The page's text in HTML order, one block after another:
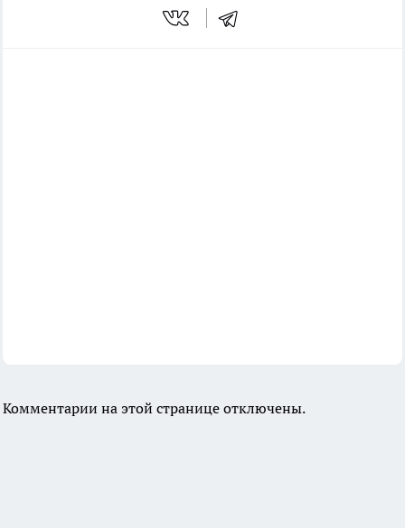
Комментарии на этой странице отключены.